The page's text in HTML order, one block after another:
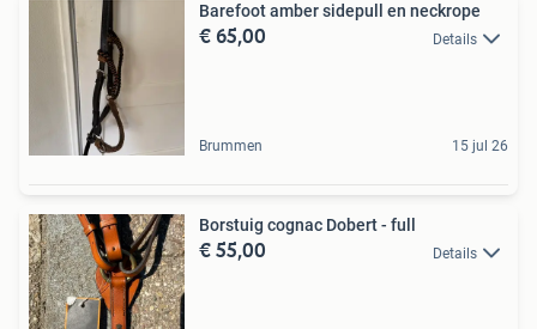
Barefoot amber sidepull en neckrope
€ 65,00 Details
Brummen 15 jul 26
Borstuig cognac Dobert - full
€ 55,00 Details